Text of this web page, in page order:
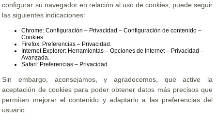
configurar su navegador en relación al uso de cookies, puede seguir
las siguientes indicaciones:
Chrome: Configuración – Privacidad – Configuración de contenido –
Cookies.
Firefox: Preferencias – Privacidad.
Internet Explorer: Herramientas – Opciones de Internet – Privacidad –
Avanzada.
Safari: Preferencias – Privacidad
Sin embargo, aconsejamos, y agradecemos, que active la
aceptación de cookies para poder obtener datos más precisos que
permiten mejorar el contenido y adaptarlo a las preferencias del
usuario.